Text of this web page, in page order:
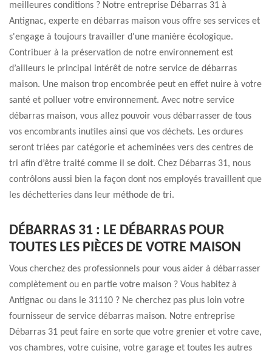
meilleures conditions ? Notre entreprise Débarras 31 à
Antignac, experte en débarras maison vous offre ses services et
s'engage à toujours travailler d'une manière écologique.
Contribuer à la préservation de notre environnement est
d’ailleurs le principal intérêt de notre service de débarras
maison. Une maison trop encombrée peut en effet nuire à votre
santé et polluer votre environnement. Avec notre service
débarras maison, vous allez pouvoir vous débarrasser de tous
vos encombrants inutiles ainsi que vos déchets. Les ordures
seront triées par catégorie et acheminées vers des centres de
tri afin d’être traité comme il se doit. Chez Débarras 31, nous
contrôlons aussi bien la façon dont nos employés travaillent que
les déchetteries dans leur méthode de tri.
DÉBARRAS 31 : LE DÉBARRAS POUR
TOUTES LES PIÈCES DE VOTRE MAISON
Vous cherchez des professionnels pour vous aider à débarrasser
complètement ou en partie votre maison ? Vous habitez à
Antignac ou dans le 31110 ? Ne cherchez pas plus loin votre
fournisseur de service débarras maison. Notre entreprise
Débarras 31 peut faire en sorte que votre grenier et votre cave,
vos chambres, votre cuisine, votre garage et toutes les autres